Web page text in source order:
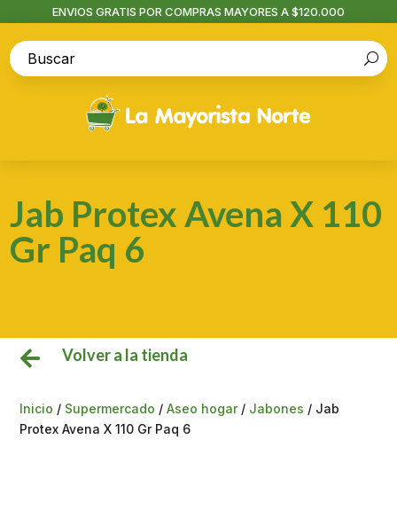
ENVIOS GRATIS POR COMPRAS MAYORES A $120.000
Jab Protex Avena X 110
Gr Paq 6
 Volver a la tienda
Inicio / Supermercado /Aseo hogar/ Jabones / Jab
Protex Avena X 110 Gr Paq 6